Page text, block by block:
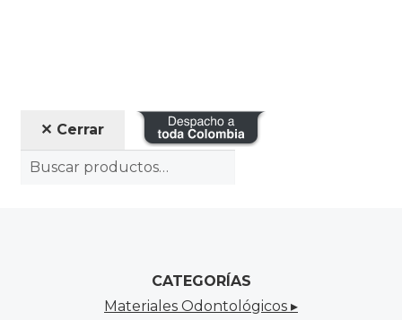
✕ Cerrar
CATEGORÍAS
Materiales Odontológicos ▸